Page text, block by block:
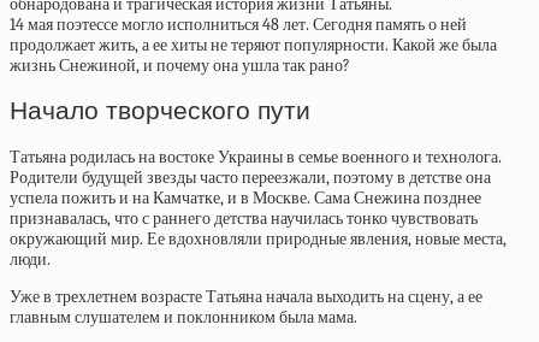
обнародована и трагическая история жизни Татьяны.
14 мая поэтессе могло исполниться 48 лет. Сегодня память о ней
продолжает жить, а ее хиты не теряют популярности. Какой же была
жизнь Снежиной, и почему она ушла так рано?
Начало творческого пути
Татьяна родилась на востоке Украины в семье военного и технолога.
Родители будущей звезды часто переезжали, поэтому в детстве она
успела пожить и на Камчатке, и в Москве. Сама Снежина позднее
признавалась, что с раннего детства научилась тонко чувствовать
окружающий мир. Ее вдохновляли природные явления, новые места,
люди.
Уже в трехлетнем возрасте Татьяна начала выходить на сцену, а ее
главным слушателем и поклонником была мама.